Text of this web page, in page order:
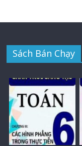
Sách Bán Chạy